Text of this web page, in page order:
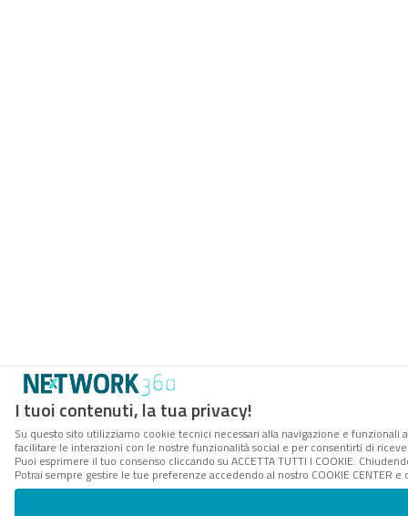
I tuoi contenuti, la tua privacy!
Su questo sito utilizziamo cookie tecnici necessari alla navigazione e
facilitare le interazioni con le nostre funzionalità social e per consentirti di
Puoi esprimere il tuo consenso cliccando su ACCETTA TUTTI I COOKIE.
Potrai sempre gestire le tue preferenze accedendo al nostro COOKIE